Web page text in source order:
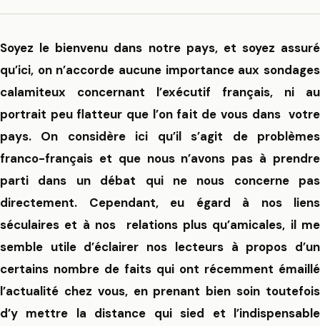
Soyez le bienvenu dans notre pays, et soyez assuré
qu’ici, on n’accorde aucune importance aux sondages
calamiteux concernant l’exécutif français, ni au
portrait peu flatteur que l’on fait de vous dans votre
pays. On considère ici qu’il s’agit de problèmes
franco-français et que nous n’avons pas à prendre
parti dans un débat qui ne nous concerne pas
directement. Cependant, eu égard à nos liens
séculaires et à nos relations plus qu’amicales, il me
semble utile d’éclairer nos lecteurs à propos d’un
certains nombre de faits qui ont récemment émaillé
l’actualité chez vous, en prenant bien soin toutefois
d’y mettre la distance qui sied et l’indispensable